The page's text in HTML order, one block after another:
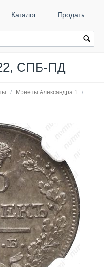
Каталог Продать
СПБ-ПД
/ Монеты Александра 1
/